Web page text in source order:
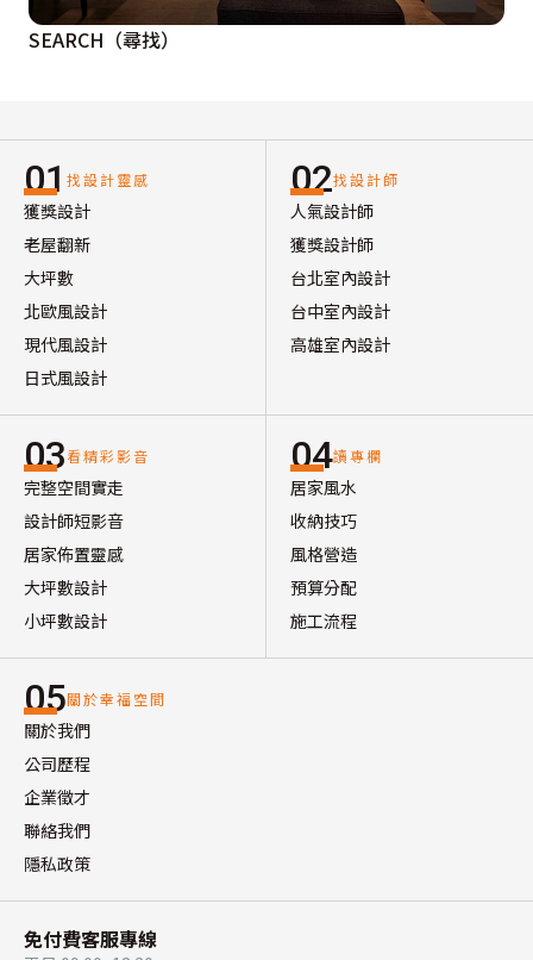
SEARCH（尋找）
01 找設計靈感
獲獎設計
老屋翻新
大坪數
北歐風設計
現代風設計
日式風設計
02找設計師
人氣設計師
獲獎設計師
台北室內設計
台中室內設計
高雄室內設計
03看精彩影音
完整空間實走
設計師短影音
居家佈置靈感
大坪數設計
小坪數設計
04讀專欄
居家風水
收納技巧
風格營造
預算分配
施工流程
05關於幸福空間
關於我們
公司歷程
企業徵才
聯絡我們
隱私政策
免付費客服專線